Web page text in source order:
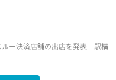
ルー決済店舗の出店を発表 駅構